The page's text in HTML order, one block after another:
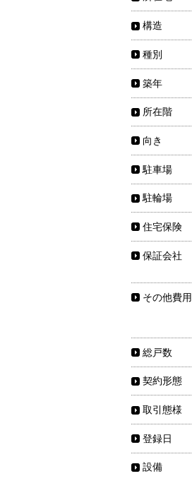
構造
種別
築年
所在階
向き
駐車場
駐輪場
住宅保険
保証会社
その他費用
総戸数
契約形態
取引態様
登録日
設備